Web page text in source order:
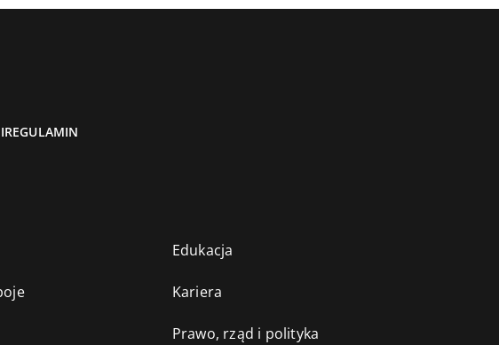
REGULAMIN
Edukacja
Kariera
Prawo, rząd i polityka